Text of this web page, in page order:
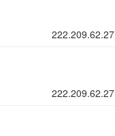
222.209.62.27
222.209.62.27